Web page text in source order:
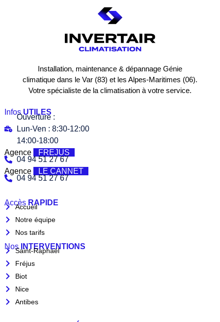
Installation, maintenance & dépannage Génie
climatique dans le Var (83) et les Alpes-Maritimes (06).
Votre spécialiste de la climatisation à votre service.
Infos UTILES
Ouverture :
Lun-Ven : 8:30-12:00
14:00-18:00
Agence
FREJUS
04 94 51 27 67
Agence
LE CANNET
04 94 51 27 67
Accès RAPIDE
Accueil
Notre équipe
Nos tarifs
Nos INTERVENTIONS
Saint-Raphaël
Fréjus
Biot
Nice
Antibes